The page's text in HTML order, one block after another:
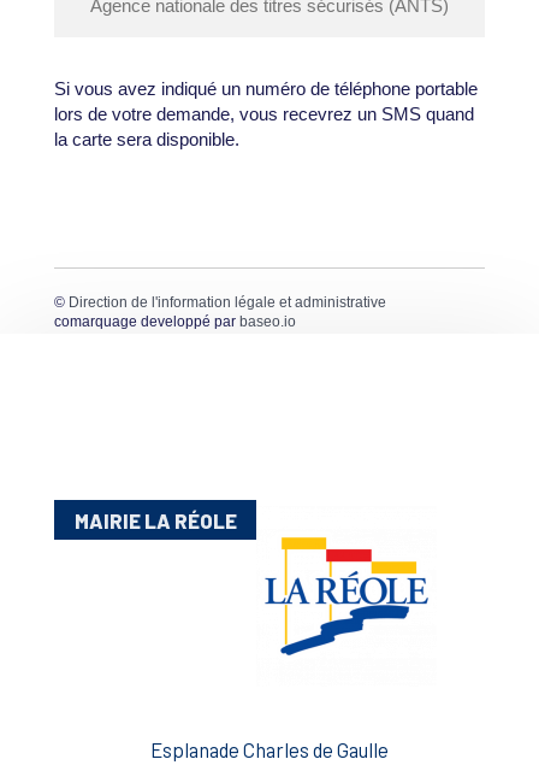
Agence nationale des titres sécurisés (ANTS)
Si vous avez indiqué un numéro de téléphone portable
lors de votre demande, vous recevrez un SMS quand
la carte sera disponible.
© Direction de l'information légale et administrative
comarquage developpé par baseo.io
MAIRIE LA RÉOLE
Esplanade Charles de Gaulle